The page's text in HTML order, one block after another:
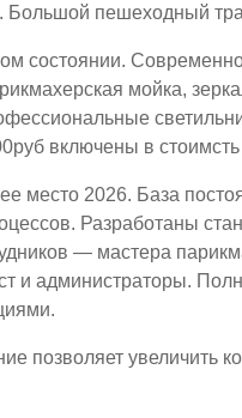
Большой пешеходный
состоянии.
мойка,
включены в стоимсть
место 2026. База
Разработаны
— мастера
и администраторы.
позволяет увеличить